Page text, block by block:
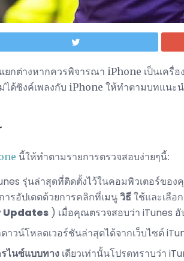
แยกต่างหากควรพิจารณา iPhone เป็นเครื่
ด้ซิงค์เพลงกับ iPhone ให้ทำตามบทแนะ
นี้ให้ทำตามรายการตรวจสอบง่ายๆนี้:
รุ่นล่าสุดที่ติดตั้งไว้ในคอมพิวเตอร์ขอ
รอัปเดตด้วยการคลิกที่เมนูวิธีใช้และเลือก
Updates ) เมื่อคุณตรวจสอบว่า iTunes
วน์โหลดเวอร์ชันล่าสุดได้จากเว็บไซต์
ไนซ์แบบทาง เดียวเท่านั้นโปรดทราบว่า